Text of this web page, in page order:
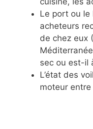
Le port ou le
acheteurs
de chez eux
sec ou est-il
L’état des
moteur